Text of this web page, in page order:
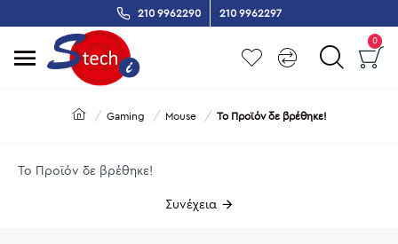
210 9962290 210 9962297
0
Gaming Mouse Το Προϊόν δε βρέθηκε!
Το Προϊόν δε βρέθηκε!
Συνέχεια